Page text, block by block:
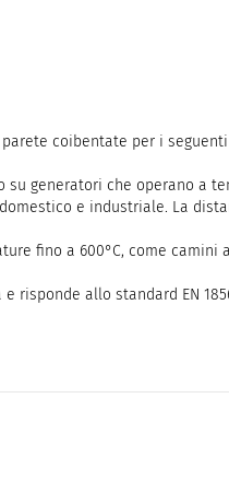
coibentate per i
generatori che operano a
e industriale. La
fino a 600°C, come camini
risponde allo standard EN